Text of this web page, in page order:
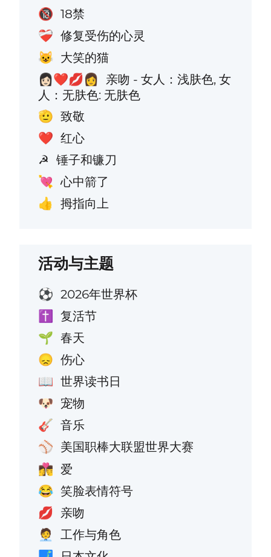
🔞 18禁
❤️‍🩹 修复受伤的心灵
😺 大笑的猫
👩🏻‍❤️‍💋‍👩
亲吻 - 女人：浅肤色, 女
人：无肤色: 无肤色
🫡 致敬
❤️ 红心
☭ 锤子和镰刀
💘 心中箭了
👍 拇指向上
活动与主题
⚽ 2026年世界杯
✝️ 复活节
🌱 春天
😞 伤心
📖 世界读书日
🐶 宠物
🎸 音乐
⚾ 美国职棒大联盟世界大赛
👩‍❤️‍💋‍👨 爱
😂 笑脸表情符号
💋 亲吻
🧑‍💼 工作与角色